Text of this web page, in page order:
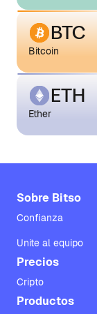
BTC
Bitcoin
ETH
Ether
Sobre Bitso
Confianza
Unite al equipo
Precios
Cripto
Productos